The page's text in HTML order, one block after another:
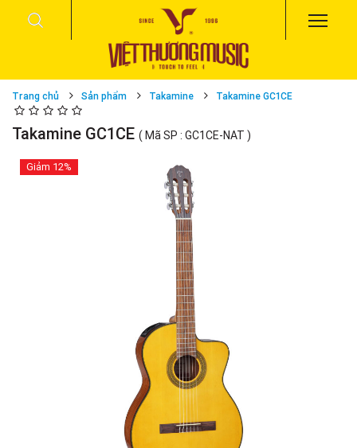
Trang chủ Sản phẩm Takamine Takamine GC1CE
Takamine GC1CE ( Mã SP : GC1CE-NAT )
Giảm 12%